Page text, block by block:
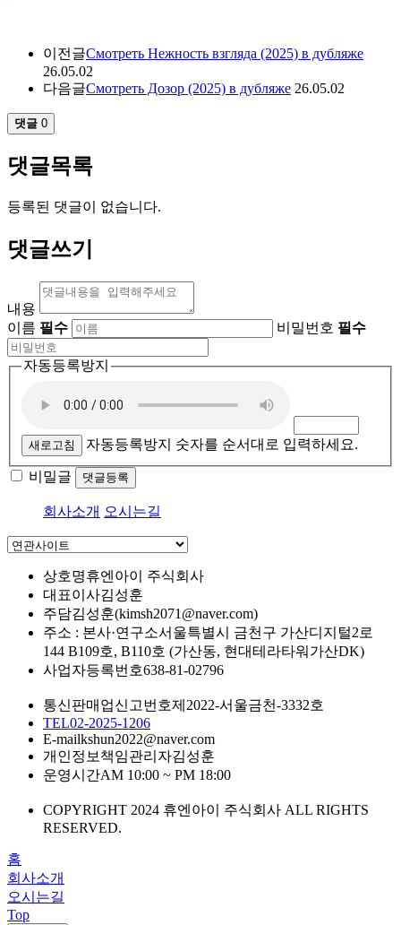
이전글Смотреть Нежность взгляда (2025) в дубляже
26.05.02
다음글Смотреть Дозор (2025) в дубляже 26.05.02
댓글 0
댓글목록
등록된 댓글이 없습니다.
댓글쓰기
내용
이름 필수 비밀번호 필수
자동등록방지
새로고침 자동등록방지 숫자를 순서대로 입력하세요.
비밀글 댓글등록
회사소개 오시는길
상호명휴엔아이 주식회사
대표이사김성훈
주담김성훈(kimsh2071@naver.com)
주소 : 본사·연구소서울특별시 금천구 가산디지털2로
144 B109호, B110호 (가산동, 현대테라타워가산DK)
사업자등록번호638-81-02796
통신판매업신고번호제2022-서울금천-3332호
TEL02-2025-1206
E-mailkshun2022@naver.com
개인정보책임관리자김성훈
운영시간AM 10:00 ~ PM 18:00
COPYRIGHT 2024 휴엔아이 주식회사 ALL RIGHTS
RESERVED.
홈
회사소개
오시는길
Top